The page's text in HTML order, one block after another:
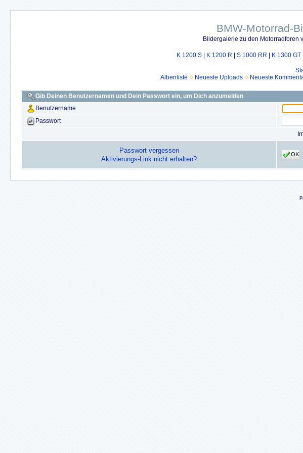
BMW-Motorrad-
Bildergalerie zu den Motorradforen
K 1200 S K 1200 R S 1000 RR K 1300 GT
Albenliste
Neueste Uploads Neueste
Gib Deinen Benutzernamen und Dein Passwort ein, um Dich anzumelden
Benutzername
Passwort
Passwort vergessen
Aktivierungs-Link nicht erhalten?
OK